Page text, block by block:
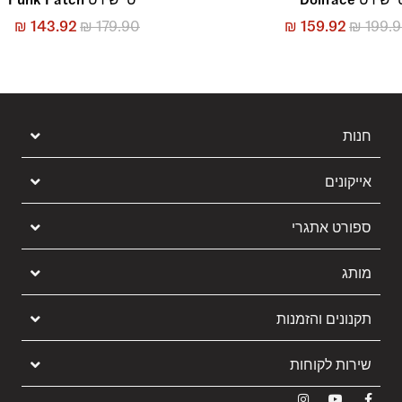
₪
₪ 159.92
₪179.90
₪ 143.92
חנות
אייקונים
ספורט אתגרי
מותג
תקנונים והזמנות
שירות לקוחות